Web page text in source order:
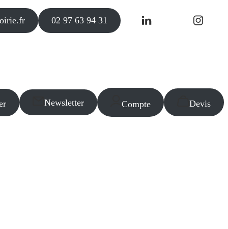
02 97 63 94 31
Newsletter Compte Devis